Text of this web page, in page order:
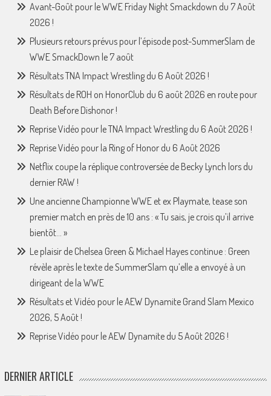
Avant-Goût pour le WWE Friday Night Smackdown du 7 Août
2026 !
Plusieurs retours prévus pour l’épisode post-SummerSlam de
WWE SmackDown le 7 août
Résultats TNA Impact Wrestling du 6 Août 2026 !
Résultats de ROH on HonorClub du 6 août 2026 en route pour
Death Before Dishonor !
Reprise Vidéo pour le TNA Impact Wrestling du 6 Août 2026 !
Reprise Vidéo pour la Ring of Honor du 6 Août 2026
Netflix coupe la réplique controversée de Becky Lynch lors du
dernier RAW !
Une ancienne Championne WWE et ex Playmate, tease son
premier match en près de 10 ans : « Tu sais, je crois qu’il arrive
bientôt… »
Le plaisir de Chelsea Green & Michael Hayes continue : Green
révèle après le texte de SummerSlam qu’elle a envoyé à un
dirigeant de la WWE
Résultats et Vidéo pour le AEW Dynamite Grand Slam Mexico
2026, 5 Août !
Reprise Vidéo pour le AEW Dynamite du 5 Août 2026 !
DERNIER ARTICLE